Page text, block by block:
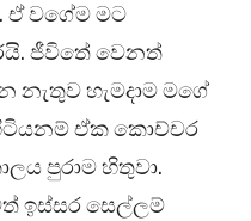
ඒ වගේම මට
ජීවිතේ වෙනත්
හැමදාම මගේ
ඒක කොච්චර
පුරාම හිතුවා.
ඉස්සර සෙල්ලම්